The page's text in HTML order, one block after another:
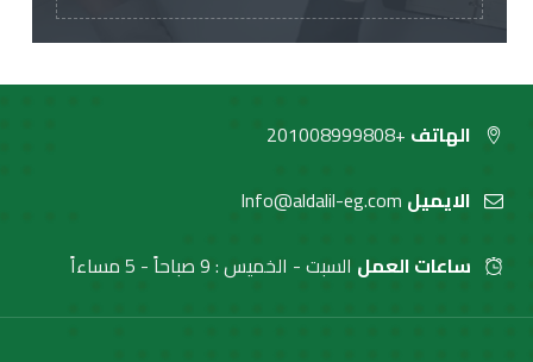
الهاتف +201008999808
الايميل
ساعات العمل السبت - الخميس : 9 صباحاً - 5 مساءاً